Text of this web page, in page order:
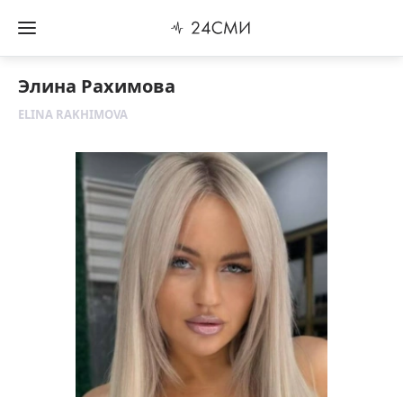
Элина Рахимова
ELINA RAKHIMOVA